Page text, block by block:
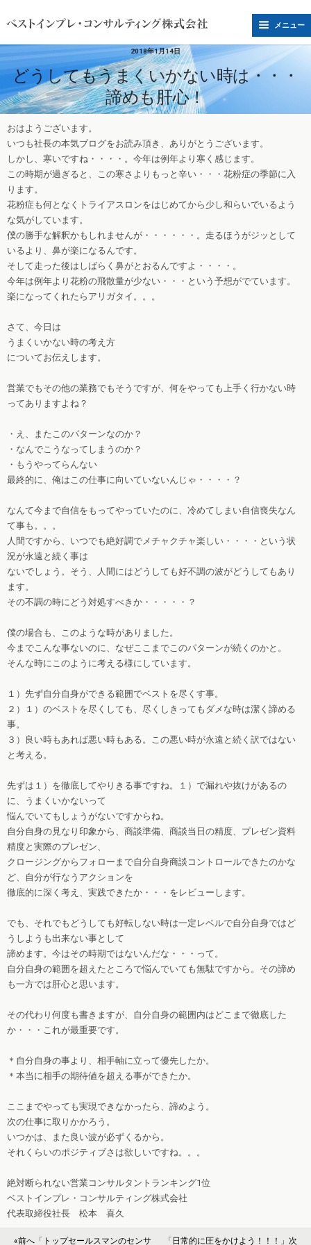
メニュー
2018年1月14日
どうしてもうまくいかない時は・・・
諦めも肝心！
おはようございます。
いつも社長の本気ブログをお読み頂き、ありがとうございます。
しかし、寒いですね・・・・。今年は例年より寒く感じます。
この時期が過ぎると、この寒さよりもっと辛い・・・花粉症の季節に入
ります。
花粉症も何となくトライアスロンをはじめてから少し和らいでいるよう
な気がしています。
僕の勝手な解釈かもしれませんが・・・・・・。走るほうがジッとして
いるより、鼻が楽になるんです。
そして走った後はしばらく鼻がとおるんですよ・・・・。
今年は例年より花粉の飛散量が少ない・・・という予想がでています。
楽になってくれたらアリガタイ。。。
さて、今日は
うまくいかない時の考え方
についてお伝えします。
営業でもその他の業務でもそうですが、何をやっても上手く行かない時
ってありますよね？
・え、またこのパターンなのか？
・なんでこうなってしまうのか？
・もうやってらんない
最終的に、俺はこの仕事に向いていないんじゃ・・・・？
なんて今まで自信をもってやっていたのに、冷めてしまい自信喪失なん
て事も。。。
人間ですから、いつでも絶好調でメチャクチャ楽しい・・・・という状
況が永遠と続く事は
ないでしょう。そう、人間にはどうしても好不調の波がどうしてもあり
ます。
その不調の時にどう対処すべきか・・・・・？
僕の場合も、このような時がありました。
今までこんな事ないのに、なぜここまでこのパターンが続くのかと。
そんな時にこのように考える様にしています。
１）先ず自分自身ができる範囲でベストを尽くす事。
２）１）のベストを尽くしても、尽くしきってもダメな時は潔く諦める
事。
３）良い時もあれば悪い時もある。この悪い時が永遠と続く訳ではない
と考える。
先ずは１）を徹底してやりきる事ですね。１）で漏れや抜けがあるの
に、うまくいかないって
悩んでいてもしょうがないですからね。
自分自身の見なり印象から、商談準備、商談当日の精度、プレゼン資料
精度と実際のプレゼン、
クロージングからフォローまで自分自身商談コントロールできたのかな
ど、自分が行なうアクションを
徹底的に深く考え、実践できたか・・・をレビューします。
でも、それでもどうしても好転しない時は一定レベルで自分自身ではど
うしようも出来ない事として
諦めます。今はその時期ではないんだな・・・って。
自分自身の範囲を超えたところで悩んでいても無駄ですから。その諦め
も一方では肝心と思います。
その代わり何度も書きますが、自分自身の範囲内はどこまで徹底した
か・・・これが最重要です。
＊自分自身の事より、相手軸に立って優先したか。
＊本当に相手の期待値を超える事ができたか。
ここまでやっても実現できなかったら、諦めよう。
次の仕事に取りかかろう。
いつかは、また良い波が必ずくるから。
それくらいのポジティブさは欲しいですね。。。
絶対断られない営業コンサルタントランキング1位
ベストインプレ・コンサルティング株式会社
代表取締役社長 松本 喜久
«前へ「トップセールスマンのセンサ 「日常的に圧をかけよう！！！」次